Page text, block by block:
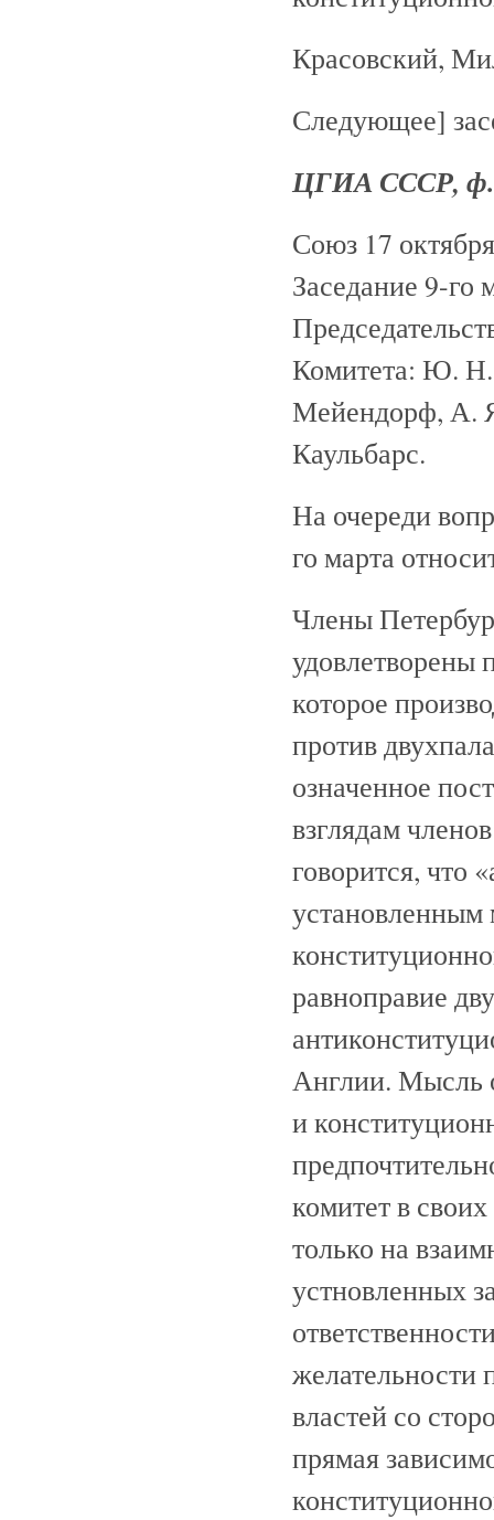
Красовский,
Следующее]
ЦГИА СССР, ф.
Союз 17
Заседание 9-го
Комитета: Ю.
Мейендорф, А.
Каульбарс.
На очереди
го марта
Члены
удовлетворены
которое
против
означенное
взглядам
говорится, что
установленным
равноправие
Англии. Мысль
и
комитет в
только на
устновленных
желательности
властей со
прямая